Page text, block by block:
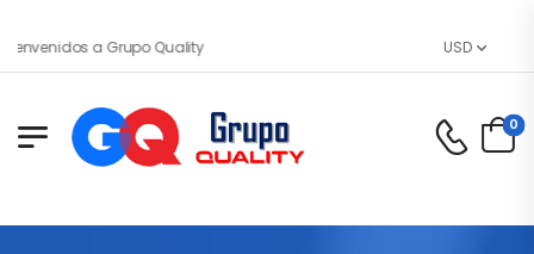
a Grupo Quality USD
0